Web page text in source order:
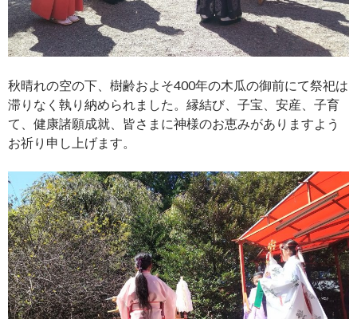
秋晴れの空の下、樹齢およそ400年の木瓜の御前にて祭祀は
滞りなく執り納められました。縁結び、子宝、安産、子育
て、健康諸願成就、皆さまに神様のお恵みがありますよう
お祈り申し上げます。